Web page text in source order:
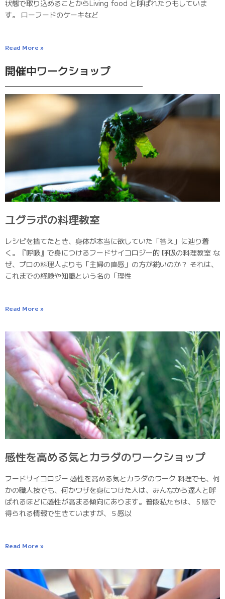
状態で取り込めることからLiving food と呼ばれたりもしていま
す。 ローフードのケーキなど
Read More »
開催中ワークショップ
ユグラボの料理教室
レシピを捨てたとき、身体が本当に欲していた「答え」に辿り着
く。『呼吸』で身につけるフードサイコロジー的 呼吸の料理教室 な
ぜ、プロの料理人よりも「主婦の直感」の方が鋭いのか？ それは、
これまでの経験や知識という名の「理性
Read More »
感性を高める気とカラダのワークショップ
フードサイコロジー 感性を高める気とカラダのワーク 料理でも、何
かの職人技でも、何かワザを身につけた人は、みんなから達人と呼
ばれるほどに感性が高まる傾向にあります。普段私たちは、５感で
得られる情報で生きていますが、５感以
Read More »